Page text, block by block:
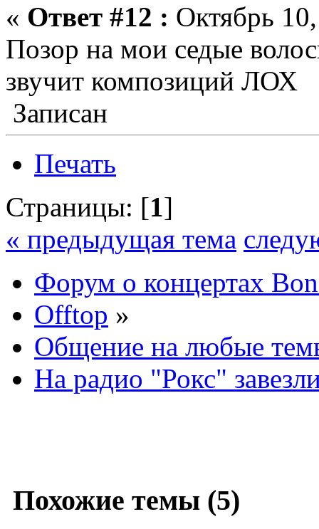
« Ответ #12 : Октябрь
Позор на мои седые
звучит композиций ЛОХ
Записан
Печать
Страницы: [1]
« предыдущая тема
Форум о концертах
Offtop »
Общение на любые
На радио "Рокс"
Похожие темы (5)